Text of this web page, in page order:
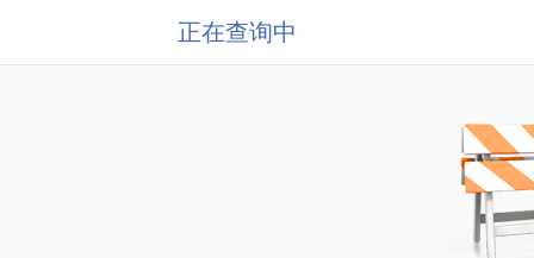
正在查询中